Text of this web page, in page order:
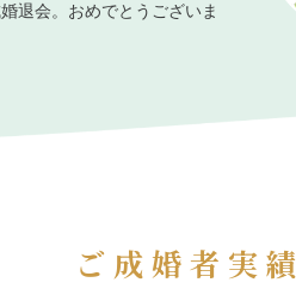
退会。おめでとうございま
ご成婚者実績